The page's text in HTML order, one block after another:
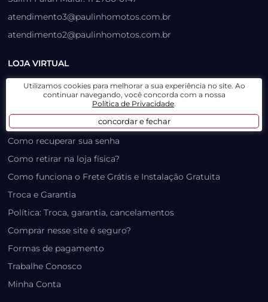
atendimento3@paulinhomotos.com.br
atendimento2@paulinhomotos.com.br
LOJA VIRTUAL
Lista de Desejos
Prazo, Rastreio e Transporte
Dúvidas Frequentes / Produtos Outlet
Como recuperar sua senha
Como retirar na loja física?
Como funciona o Frete Grátis e Instalação Gratuita
Troca e Garantia
Política: Troca, garantia, cancelamentos
Comprar nesse site é seguro?
Formas de pagamento
Trabalhe Conosco
Minha Conta
Utilizamos cookies para melhorar a sua experiência no site. Ao
continuar navegando, você concorda com a nossa
Política de Privacidade.
concordar e fechar